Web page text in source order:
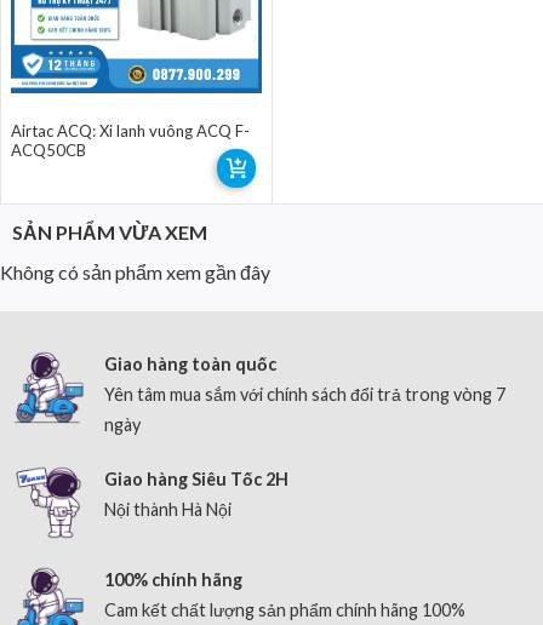
Airtac ACQ: Xi lanh vuông ACQ F-
ACQ50CB
SẢN PHẨM VỪA XEM
Không có sản phẩm xem gần đây
Giao hàng toàn quốc
Yên tâm mua sắm với chính sách đổi trả trong vòng 7
ngày
Giao hàng Siêu Tốc 2H
Nội thành Hà Nội
100% chính hãng
Cam kết chất lượng sản phẩm chính hãng 100%